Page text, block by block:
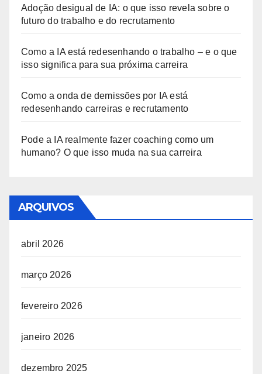
Adoção desigual de IA: o que isso revela sobre o
futuro do trabalho e do recrutamento
Como a IA está redesenhando o trabalho – e o que
isso significa para sua próxima carreira
Como a onda de demissões por IA está
redesenhando carreiras e recrutamento
Pode a IA realmente fazer coaching como um
humano? O que isso muda na sua carreira
ARQUIVOS
abril 2026
março 2026
fevereiro 2026
janeiro 2026
dezembro 2025